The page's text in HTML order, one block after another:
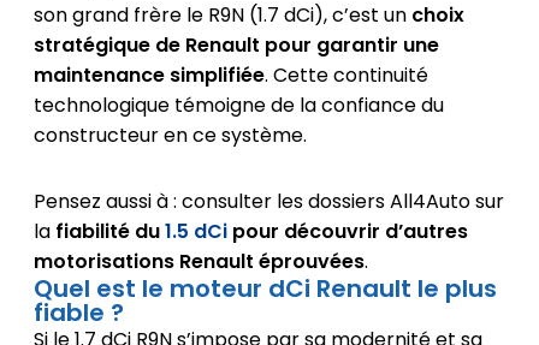
son grand frère le R9N (1.7 dCi), c’est un choix
stratégique de Renault pour garantir une
maintenance simplifiée. Cette continuité
technologique témoigne de la confiance du
constructeur en ce système.
Pensez aussi à : consulter les dossiers All4Auto sur
la fiabilité du1.5 dCipour découvrir d’autres
motorisations Renault éprouvées.
Quel est le moteur dCi Renault le plus
fiable ?
Si le 1.7 dCi R9N s’impose par sa modernité et sa